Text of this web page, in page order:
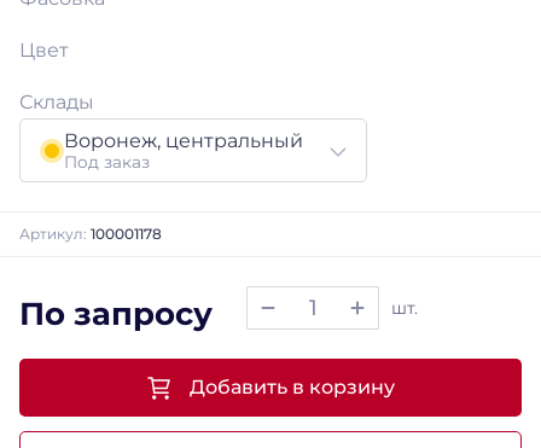
Цвет
Склады
Воронеж, центральный
Под заказ
Артикул: 100001178
По запросу шт.
Добавить в корзину